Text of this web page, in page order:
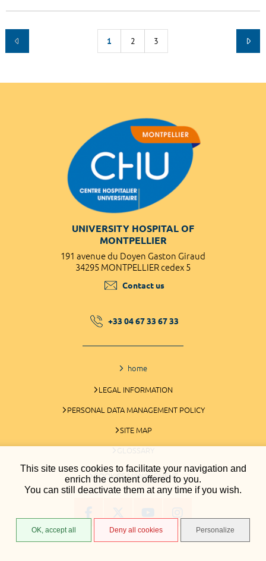
This site uses cookies to facilitate your navigation and
enrich the content offered to you.
You can still deactivate them at any time if you wish.
OK, accept all Deny all cookies Personalize
1 2 3
UNIVERSITY HOSPITAL OF
MONTPELLIER
191 avenue du Doyen Gaston Giraud
34295 MONTPELLIER cedex 5
Contact us
+33 04 67 33 67 33
home
LEGAL INFORMATION
PERSONAL DATA MANAGEMENT POLICY
SITE MAP
GLOSSARY
COOKIES MANAGEMENT